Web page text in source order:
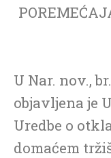
U Nar. nov.,
objavljena je
Uredbe o
domaćem